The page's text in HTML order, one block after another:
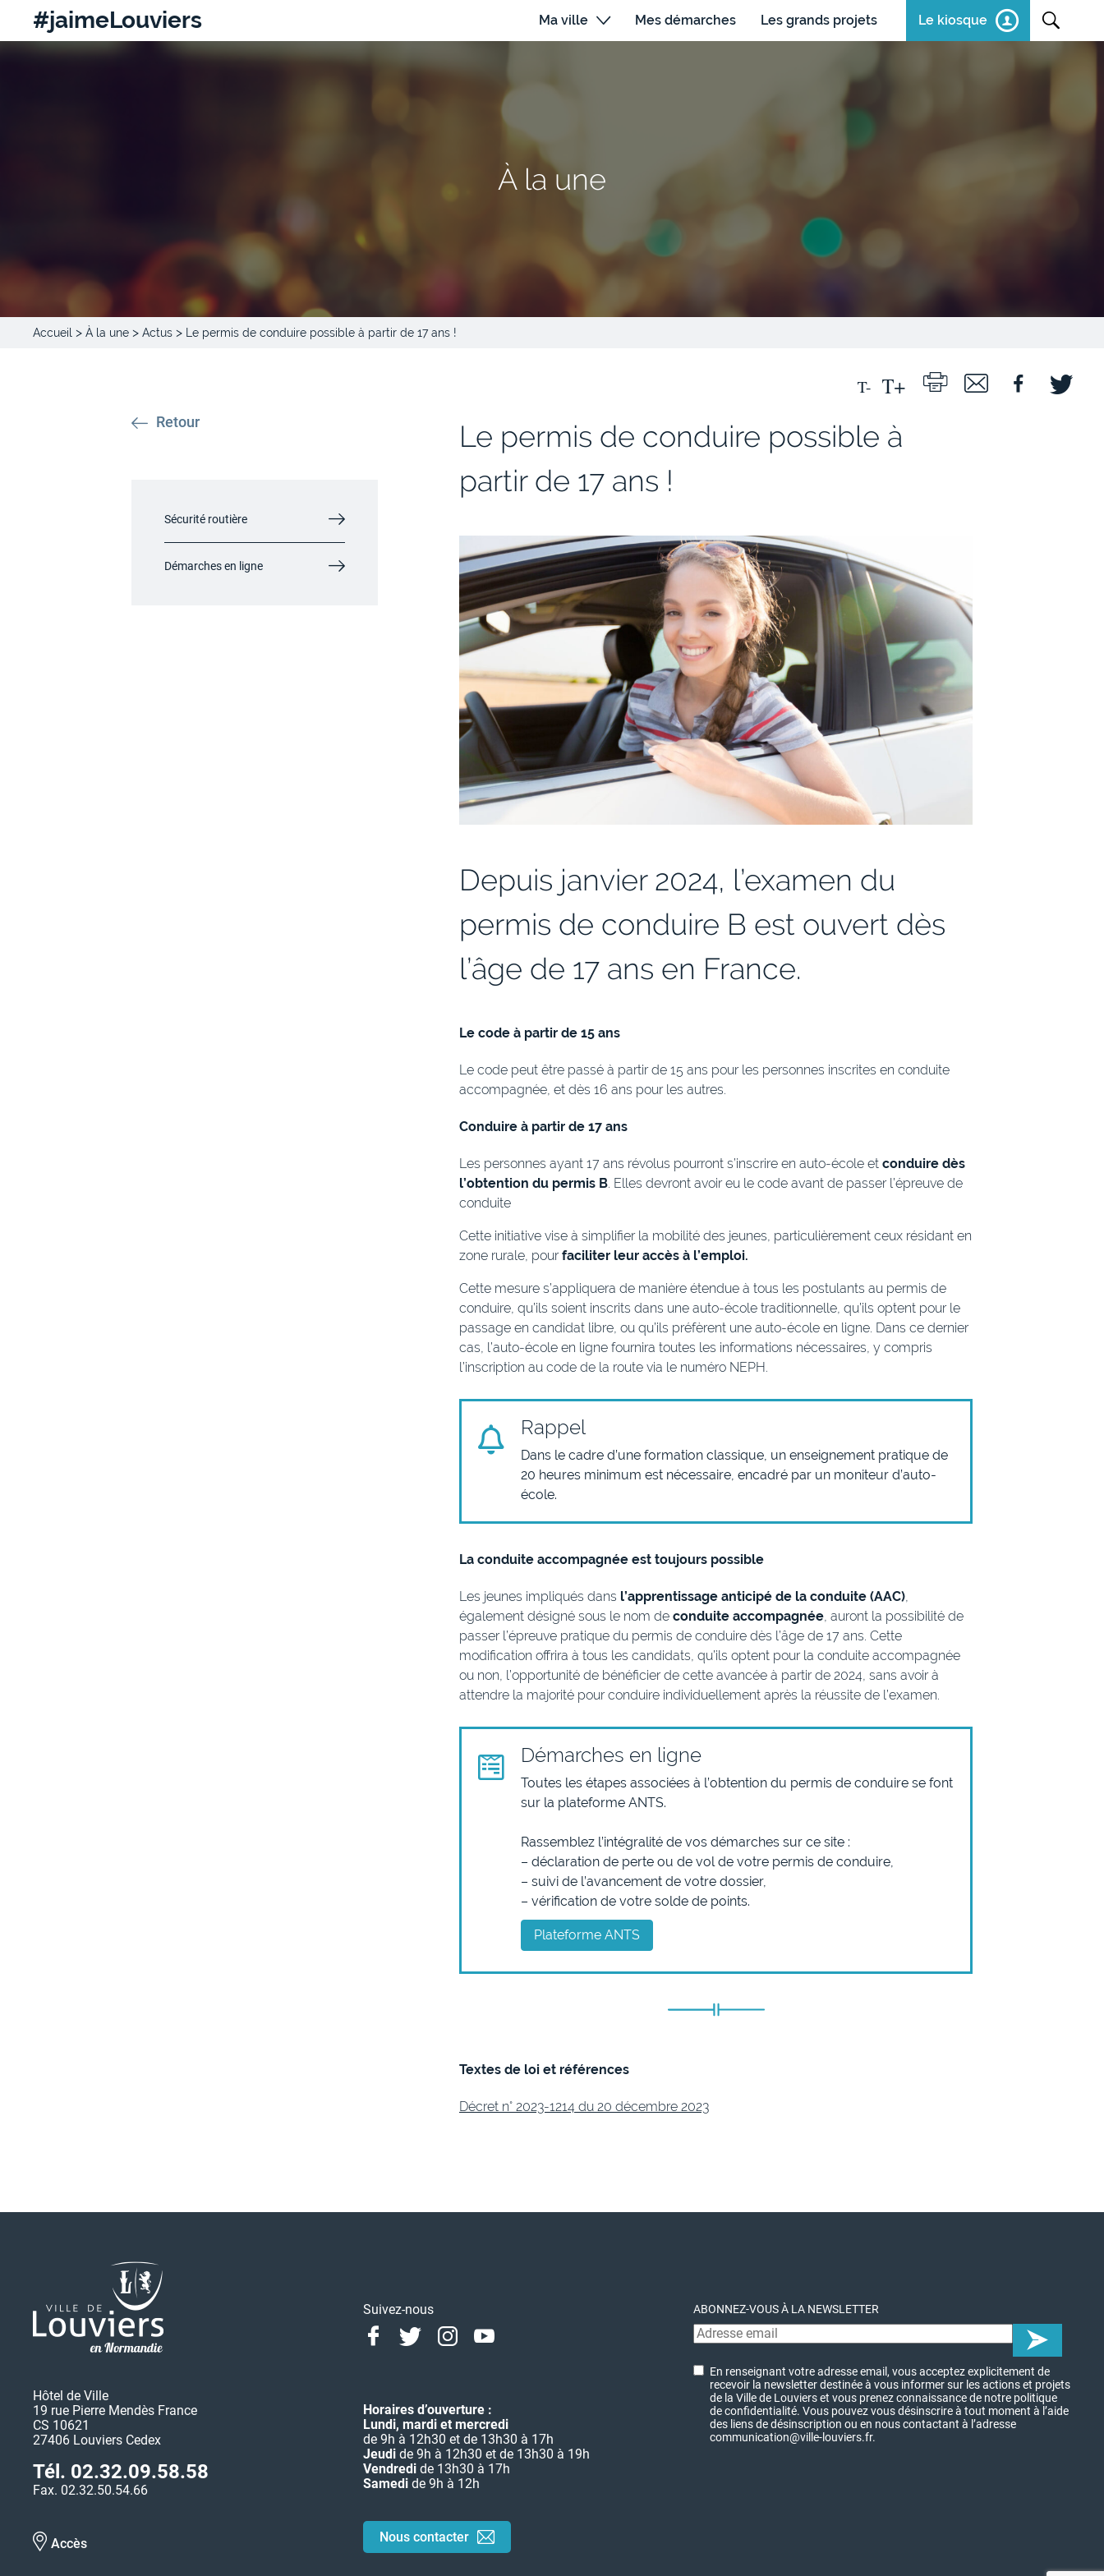
#jaimeLouviers Ma ville Mes démarches Les grands projets Le kiosque
À la une
Accueil > À la une > Actus > Le permis de conduire possible à partir de 17 ans !
Retour
Le permis de conduire possible à
partir de 17 ans !
Depuis janvier 2024, l’examen du
permis de conduire B est ouvert dès
l’âge de 17 ans en France.
Le code à partir de 15 ans
Le code peut être passé à partir de 15 ans pour les personnes inscrites en conduite
accompagnée, et dès 16 ans pour les autres.
Conduire à partir de 17 ans
Les personnes ayant 17 ans révolus pourront s’inscrire en auto-école et conduire dès
l’obtention du permis B. Elles devront avoir eu le code avant de passer l’épreuve de
conduite
Cette initiative vise à simplifier la mobilité des jeunes, particulièrement ceux résidant en
zone rurale, pourfaciliter leur accès à l’emploi.
Cette mesure s’appliquera de manière étendue à tous les postulants au permis de
conduire, qu’ils soient inscrits dans une auto-école traditionnelle, qu’ils optent pour le
passage en candidat libre, ou qu’ils préfèrent une auto-école en ligne. Dans ce dernier
cas, l’auto-école en ligne fournira toutes les informations nécessaires, y compris
l’inscription au code de la route via le numéro NEPH.
Rappel
Dans le cadre d’une formation classique, un enseignement pratique de
20 heures minimum est nécessaire, encadré par un moniteur d’auto-
école.
La conduite accompagnée est toujours possible
Les jeunes impliqués dans l’apprentissage anticipé de la conduite (AAC),
également désigné sous le nom de conduite accompagnée, auront la possibilité de
passer l’épreuve pratique du permis de conduire dès l’âge de 17 ans. Cette
modification offrira à tous les candidats, qu’ils optent pour la conduite accompagnée
ou non, l’opportunité de bénéficier de cette avancée à partir de 2024, sans avoir à
attendre la majorité pour conduire individuellement après la réussite de l’examen.
Démarches en ligne
Toutes les étapes associées à l’obtention du permis de conduire se font
sur la plateforme ANTS.
Rassemblez l’intégralité de vos démarches sur ce site :
– déclaration de perte ou de vol de votre permis de conduire,
– suivi de l’avancement de votre dossier,
– vérification de votre solde de points.
Plateforme ANTS
Textes de loi et références
Décret n° 2023-1214 du 20 décembre 2023
Sécurité routière
Démarches en ligne
Hôtel de Ville
19 rue Pierre Mendès France
CS 10621
27406 Louviers Cedex
Tél. 02.32.09.58.58
Fax. 02.32.50.54.66
Accès
Suivez-nous
FacebookTwitterInstagramYoutube
Horaires d’ouverture :
Lundi, mardi et mercredi
de 9h à 12h30 et de 13h30 à 17h
Jeudi de 9h à 12h30 et de 13h30 à 19h
Vendredi de 13h30 à 17h
Samedi de 9h à 12h
Nous contacter
ABONNEZ-VOUS À LA NEWSLETTER
En renseignant votre adresse email, vous acceptez explicitement de
recevoir la newsletter destinée à vous informer sur les actions et projets
de la Ville de Louviers et vous prenez connaissance de notre politique
de confidentialité. Vous pouvez vous désinscrire à tout moment à l’aide
des liens de désinscription ou en nous contactant à l’adresse
communication@ville-louviers.fr.